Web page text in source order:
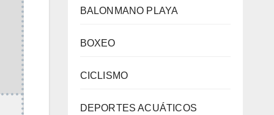
BALONMANO PLAYA
BOXEO
CICLISMO
DEPORTES ACUÁTICOS